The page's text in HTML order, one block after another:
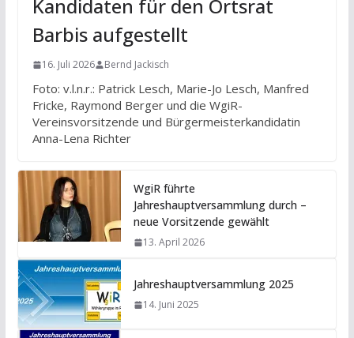
Kandidaten für den Ortsrat
Barbis aufgestellt
16. Juli 2026 Bernd Jackisch
Foto: v.l.n.r.: Patrick Lesch, Marie-Jo Lesch, Manfred
Fricke, Raymond Berger und die WgiR-
Vereinsvorsitzende und Bürgermeisterkandidatin
Anna-Lena Richter
WgiR führte
Jahreshauptversammlung durch –
neue Vorsitzende gewählt
13. April 2026
Jahreshauptversammlung 2025
14. Juni 2025